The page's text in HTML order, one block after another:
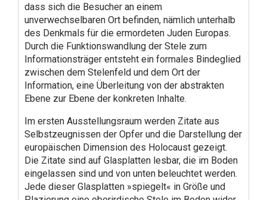
dass sich die Besucher an einem
unverwechselbaren Ort befinden, nämlich unterhalb
des Denkmals für die ermordeten Juden Europas.
Durch die Funktionswandlung der Stele zum
Informationsträger entsteht ein formales Bindeglied
zwischen dem Stelenfeld und dem Ort der
Information, eine Überleitung von der abstrakten
Ebene zur Ebene der konkreten Inhalte.
Im ersten Ausstellungsraum werden Zitate aus
Selbstzeugnissen der Opfer und die Darstellung der
europäischen Dimension des Holocaust gezeigt.
Die Zitate sind auf Glasplatten lesbar, die im Boden
eingelassen sind und von unten beleuchtet werden.
Jede dieser Glasplatten »spiegelt« in Größe und